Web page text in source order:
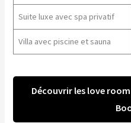
Suite luxe avec spa privatif
Villa avec piscine et sauna
Découvrir les love